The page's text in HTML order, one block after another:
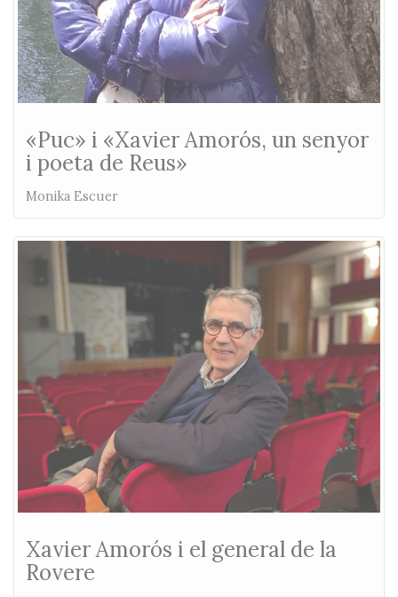
«Puc» i «Xavier Amorós, un senyor
i poeta de Reus»
Monika Escuer
Xavier Amorós i el general de la
Rovere